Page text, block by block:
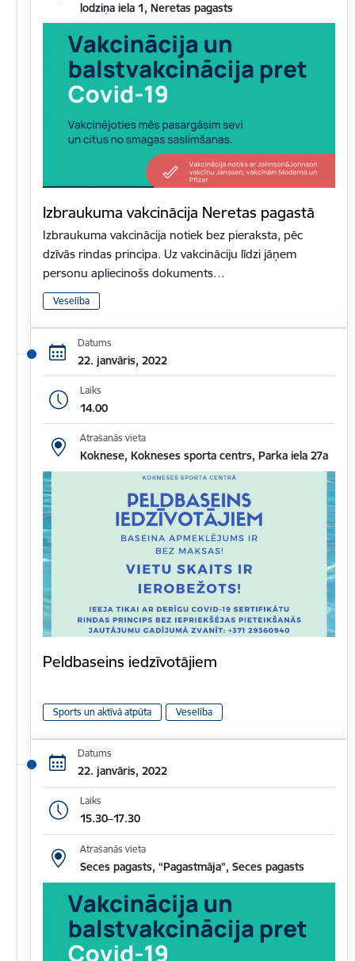
lodziņa iela 1, Neretas pagasts
Izbraukuma vakcinācija Neretas pagastā
Izbraukuma vakcinācija notiek bez pieraksta, pēc
dzīvās rindas principa. Uz vakcināciju līdzi jāņem
personu apliecinošs dokuments…
Veselība
Datums
22. janvāris, 2022
Laiks
14.00
Atrašanās vieta
Koknese, Kokneses sporta centrs, Parka iela 27a
Peldbaseins iedzīvotājiem
Sports un aktīvā atpūta Veselība
Datums
22. janvāris, 2022
Laiks
15.30–17.30
Atrašanās vieta
Seces pagasts, “Pagastmāja”, Seces pagasts